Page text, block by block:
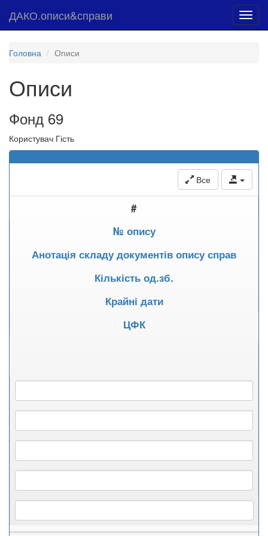
ДАКО.описи&справи
Головна Описи
Описи
Фонд 69
Користувач Гість
Все
#
№ опису
Анотація складу документів опису справ
Кількість од.зб.
Крайні дати
ЦФК